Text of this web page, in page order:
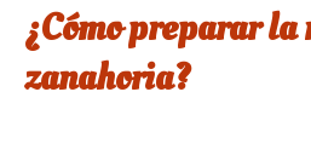
¿Cómo preparar
zanahoria?